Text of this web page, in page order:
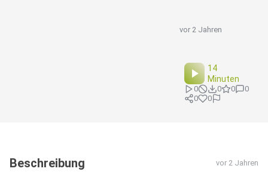
vor 2 Jahren
14
Minuten
0 0 0
0
0
0
Beschreibung vor 2 Jahren